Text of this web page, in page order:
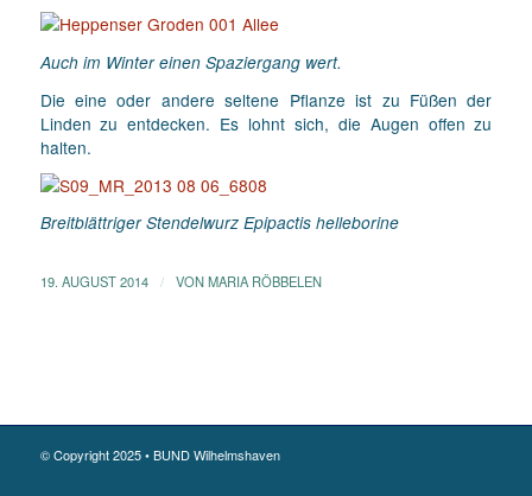
Auch im Winter einen Spaziergang wert.
Die eine oder andere seltene Pflanze ist zu Füßen der
Linden zu entdecken. Es lohnt sich, die Augen offen zu
halten.
Breitblättriger Stendelwurz Epipactis helleborine
19. AUGUST 2014 / VONMARIA RÖBBELEN
© Copyright 2025 • BUND Wilhelmshaven